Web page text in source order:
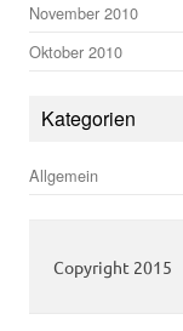
November 2010
Oktober 2010
Kategorien
Allgemein
Copyright 2015